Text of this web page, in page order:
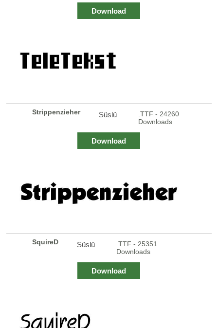
Download
Strippenzieher Süslü
.TTF - 24260
Downloads
Download
SquireD Süslü
.TTF - 25351
Downloads
Download